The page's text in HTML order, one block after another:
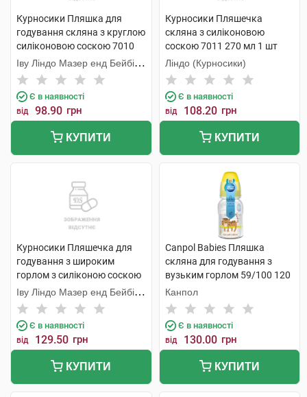
Курносики Пляшка для
годування скляна з круглою
силіконовою соскою 7010
130 мл 1 шт
Іву Ліндо Мазер енд Бейбі
Продактс
Є в наявності
від 98.90 грн
КУПИТИ
Курносики Пляшечка
скляна з силіконовою
соскою 7011 270 мл 1 шт
Ліндо (Курносики)
Є в наявності
від 108.20 грн
КУПИТИ
Курносики Пляшечка для
годування з широким
горлом з силіконою соскою
7006 1 шт
Іву Ліндо Мазер енд Бейбі
Продактс
Є в наявності
від 129.50 грн
КУПИТИ
Canpol Babies Пляшка
скляна для годування з
вузьким горлом 59/100 120
мл 1 шт
Канпол
Є в наявності
від 130.00 грн
КУПИТИ